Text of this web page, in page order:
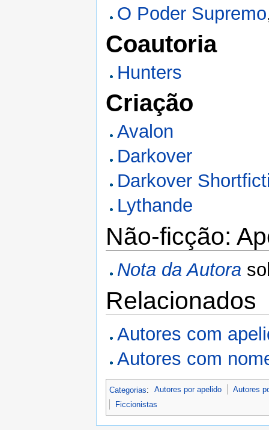
O Poder Supremo
Coautoria
Hunters
Criação
Avalon
Darkover
Darkover
Lythande
Não-ficção:
Nota da Autora
Relacionados
Autores com
Autores com
Categorias: Autores por apelido
Autores
Ficcionistas